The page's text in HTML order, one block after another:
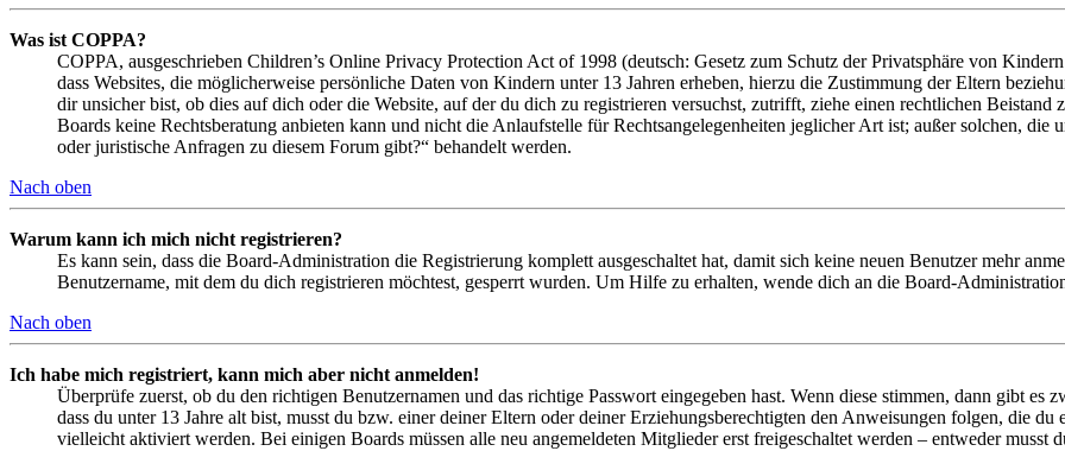
Was ist COPPA?
COPPA, ausgeschrieben Children’s Online Privacy Protection Act of 1998 (deutsch: Gesetz zum Schutz der Privatsphäre von
dass Websites, die möglicherweise persönliche Daten von Kindern unter 13 Jahren erheben, hierzu die Zustimmung der Eltern
dir unsicher bist, ob dies auf dich oder die Website, auf der du dich zu registrieren versuchst, zutrifft, ziehe einen rechtlichen
Boards keine Rechtsberatung anbieten kann und nicht die Anlaufstelle für Rechtsangelegenheiten jeglicher Art ist; außer solchen,
oder juristische Anfragen zu diesem Forum gibt?“ behandelt werden.
Nach oben
Warum kann ich mich nicht registrieren?
Es kann sein, dass die Board-Administration die Registrierung komplett ausgeschaltet hat, damit sich keine neuen Benutzer mehr
Benutzername, mit dem du dich registrieren möchtest, gesperrt wurden. Um Hilfe zu erhalten, wende dich an die Board-
Nach oben
Ich habe mich registriert, kann mich aber nicht anmelden!
Überprüfe zuerst, ob du den richtigen Benutzernamen und das richtige Passwort eingegeben hast. Wenn diese stimmen, dann gibt es
dass du unter 13 Jahre alt bist, musst du bzw. einer deiner Eltern oder deiner Erziehungsberechtigten den Anweisungen folgen, die
vielleicht aktiviert werden. Bei einigen Boards müssen alle neu angemeldeten Mitglieder erst freigeschaltet werden – entweder musst